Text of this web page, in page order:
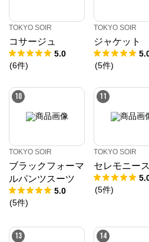
TOKYO SOIR
コサージュ
5.0
(6件)
TOKYO SOIR
ジャケット
(5件)
10
TOKYO SOIR
ブラックフォーマ
ルパンツスーツ
5.0
(5件)
11
TOKYO SOIR
セレモニー
(5件)
13 14
※外部サイトが
TOKYO SOIR から
レディースフォーマルウェアの
ス、卒入学式のセレモニースー
豊富なフォーマルウェアとアク